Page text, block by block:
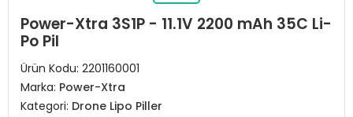
Power-Xtra 3S1P - 11.1V 2200 mAh 35C Li-
Po Pil
Ürün Kodu: 2201160001
Marka: Power-Xtra
Kategori: Drone Lipo Piller